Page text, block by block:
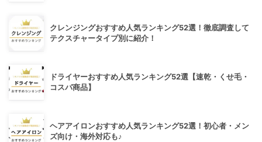
クレンジングおすすめ人気ランキング52選！徹底調査して
テクスチャータイプ別に紹介！
ドライヤーおすすめ人気ランキング52選【速乾・くせ毛・
コスパ商品】
ヘアアイロンおすすめ人気ランキング52選！初心者・メン
ズ向け・海外対応も♪